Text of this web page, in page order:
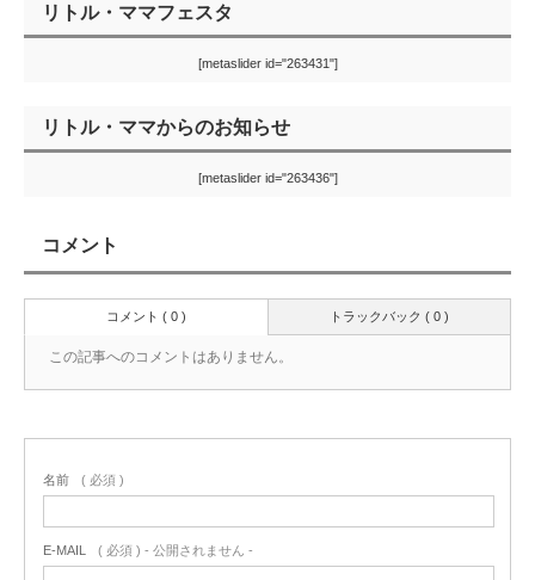
リトル・ママフェスタ
[metaslider id="263431"]
リトル・ママからのお知らせ
[metaslider id="263436"]
コメント
トラックバック ( 0 )
コメント ( 0 )
この記事へのコメントはありません。
名前 ( 必須 )
E-MAIL ( 必須 ) - 公開されません -